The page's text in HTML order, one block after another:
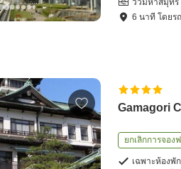
วิวมหาสมุทร
6 นาที โดยร
Gamagori
ยกเลิกการจอง
เฉพาะห้องพัก